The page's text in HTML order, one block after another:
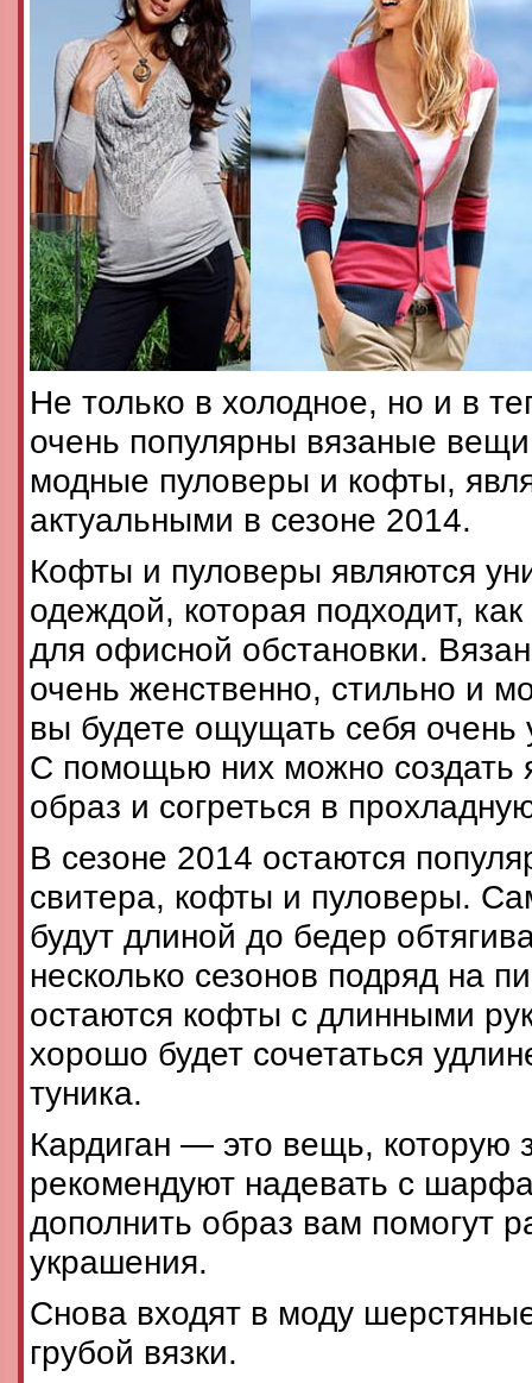
Не только в холодное, но и в
очень популярны вязаные
модные пуловеры и кофты,
актуальными в сезоне 2014.
Кофты и пуловеры являются
одеждой, которая подходит,
для офисной обстановки.
очень женственно, стильно и
вы будете ощущать себя
С помощью них можно создать
образ и согреться в
В сезоне 2014 остаются
свитера, кофты и пуловеры.
будут длиной до бедер
несколько сезонов подряд на
остаются кофты с длинными
хорошо будет сочетаться
туника.
Кардиган — это вещь, которую
рекомендуют надевать с
дополнить образ вам помогут
украшения.
Снова входят в моду
грубой вязки.